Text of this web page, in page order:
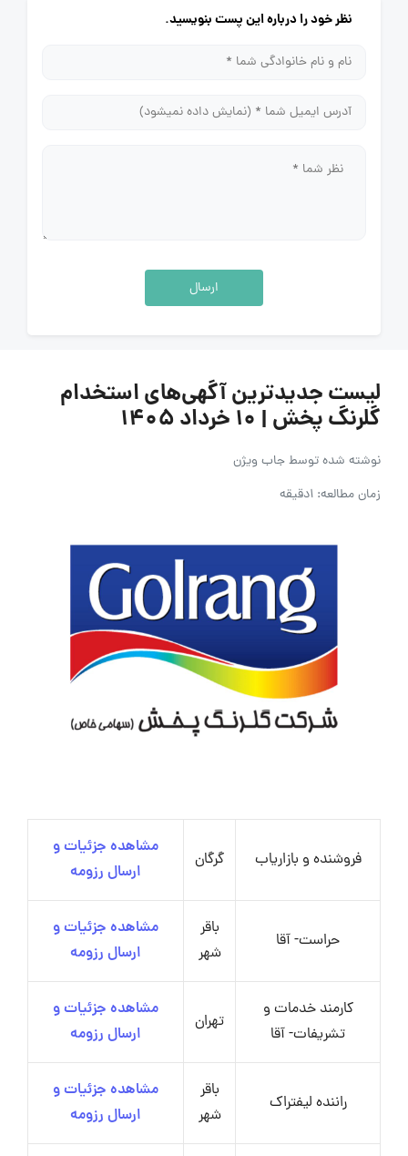
نظر خود را درباره این پست بنویسید.
ارسال
لیست جدیدترین آگهی‌های استخدام
گلرنگ پخش | ۱۰ خرداد ۱۴۰۵
نوشته شده توسطجاب ویژن
زمان مطالعه: 1دقیقه
فروشنده و بازاریاب گرگان
مشاهده جزئیات و
ارسال رزومه
حراست- آقا
باقر
شهر
مشاهده جزئیات و
ارسال رزومه
کارمند خدمات و
تشریفات- آقا
تهران
مشاهده جزئیات و
ارسال رزومه
راننده لیفتراک
باقر
شهر
مشاهده جزئیات و
ارسال رزومه